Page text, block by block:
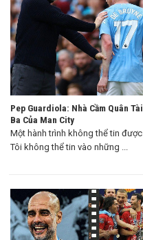
Pep Guardiola: Nhà Cầm Quân Tài
Ba Của Man City
Một hành trình không thể tin được
Tôi không thể tin vào những ...